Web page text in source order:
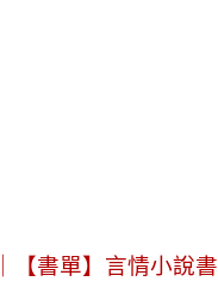
【書單】言情小說